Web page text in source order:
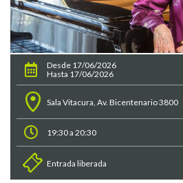
Desde 17/06/2026
Hasta 17/06/2026
Sala Vitacura, Av. Bicentenario 3800
19:30 a 20:30
Entrada liberada